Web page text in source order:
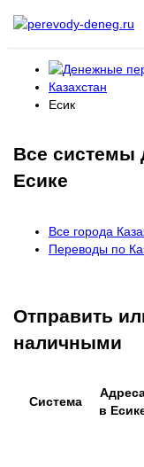
Казахстан
Есик
Все системы
Есике
Все города
Переводы по
Отправить
наличными
Система
в